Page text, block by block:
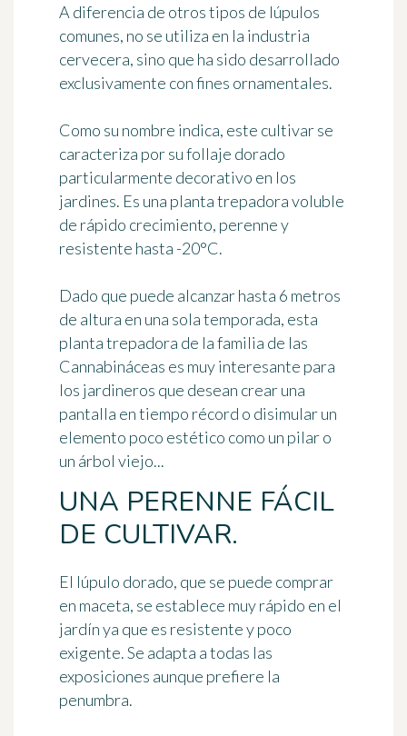
A diferencia de otros tipos de lúpulos
comunes, no se utiliza en la industria
cervecera, sino que ha sido desarrollado
exclusivamente con fines ornamentales.
Como su nombre indica, este cultivar se
caracteriza porsu follaje dorado
particularmente decorativo en los
jardines. Es una planta trepadora voluble
de rápido crecimiento, perenne y
resistente hasta -20°C.
Dado que puede alcanzar hasta 6 metros
de altura en una sola temporada, esta
planta trepadora de la familia de las
Cannabináceas es muy interesante para
los jardineros que desean crear una
pantalla en tiempo récord o disimular un
elemento poco estético como un pilar o
un árbol viejo...
UNA PERENNE FÁCIL
DE CULTIVAR.
El lúpulo dorado, que se puede comprar
en maceta, se establece muy rápido en el
jardín ya que es resistente y poco
exigente. Se adapta a todas las
exposiciones aunque prefiere la
penumbra.